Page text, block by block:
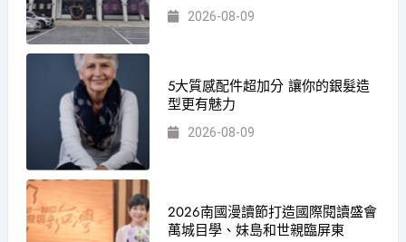
2026-08-09
5大質感配件超加分 讓你的銀髮造
型更有魅力
2026-08-09
2026南國漫讀節打造國際閱讀盛會
萬城目學、妹島和世親臨屏東